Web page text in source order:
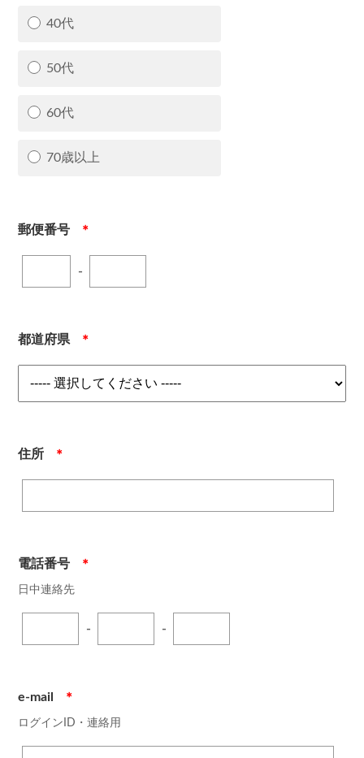
40代
50代
60代
70歳以上
郵便番号 ＊
-
都道府県 ＊
住所 ＊
電話番号 ＊
日中連絡先
- -
e-mail ＊
ログインID・連絡用